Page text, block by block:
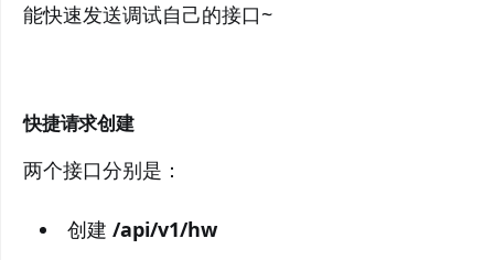
能快速发送调试自己的接口~
快捷请求创建
两个接口分别是：
创建 /api/v1/hw